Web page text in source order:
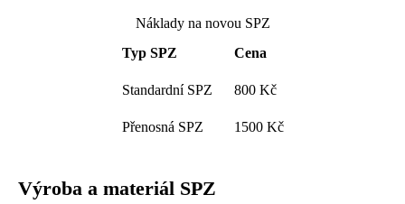
Náklady na novou SPZ
Typ SPZ
Cena
Standardní SPZ 800 Kč
Přenosná SPZ 1500 Kč
Výroba a materiál SPZ